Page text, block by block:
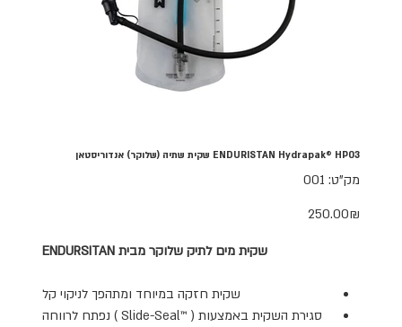
ENDURISTAN Hydrapak® HP03 שקית שתיה (שלוקר) אנדוריסטאן
מק"ט: מק"ט
001
001
מחיר ‏250.00 ‏₪
שקית מים לתיק שלוקר מבית ENDURSITAN
שקית חזקה במיוחד ומתהפך לניקוי קל
סגירת השקית באמצעות ( Slide-Seal™‎ ) נפתח לרווחה